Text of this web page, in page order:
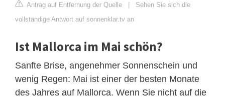
Antrag auf Entfernung der Quelle | Sehen Sie sich die
vollständige Antwort auf sonnenklar.tv an
Ist Mallorca im Mai schön?
Sanfte Brise, angenehmer Sonnenschein und
wenig Regen: Mai ist einer der besten Monate
des Jahres auf Mallorca. Wenn Sie nicht auf die